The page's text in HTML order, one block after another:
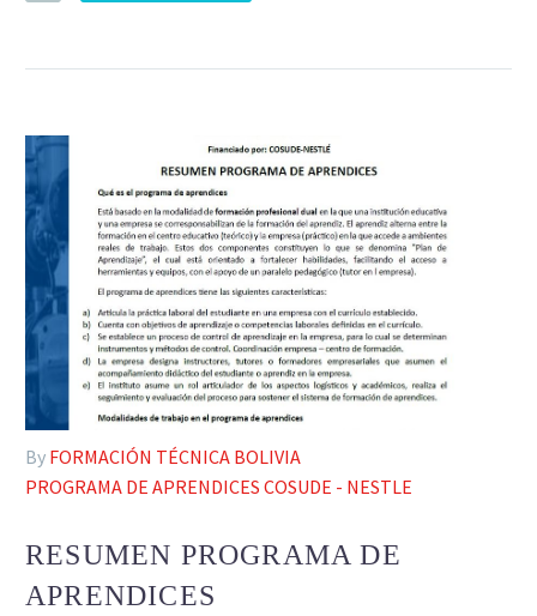
By FORMACIÓN TÉCNICA BOLIVIA
PROGRAMA DE APRENDICES COSUDE - NESTLE
RESUMEN PROGRAMA DE
APRENDICES